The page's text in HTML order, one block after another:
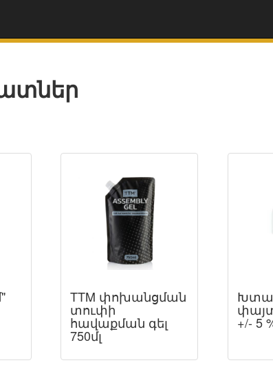
TTM փոխանցման
տուփի
հավաքման գել
750մլ
+/- 5